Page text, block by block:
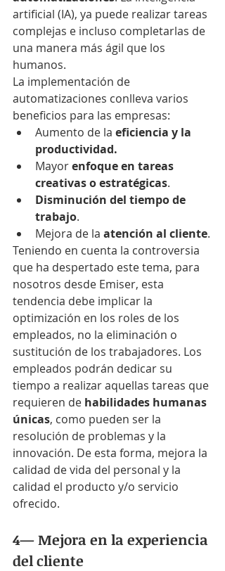
artificial (IA), ya puede realizar tareas
complejas e incluso completarlas de
una manera más ágil que los
humanos.
La implementación de
automatizaciones conlleva varios
beneficios para las empresas:
Aumento de la eficiencia y la
productividad.
Mayor enfoque en tareas
creativas o estratégicas.
Disminución del tiempo de
trabajo.
Mejora de la atención al cliente.
Teniendo en cuenta la controversia
que ha despertado este tema, para
nosotros desde Emiser, esta
tendencia debe implicar la
optimización en los roles de los
empleados, no la eliminación o
sustitución de los trabajadores. Los
empleados podrán dedicar su
tiempo a realizar aquellas tareas que
requieren de habilidades humanas
únicas, como pueden ser la
resolución de problemas y la
innovación. De esta forma, mejora la
calidad de vida del personal y la
calidad el producto y/o servicio
ofrecido.
4— Mejora en la experiencia
del cliente